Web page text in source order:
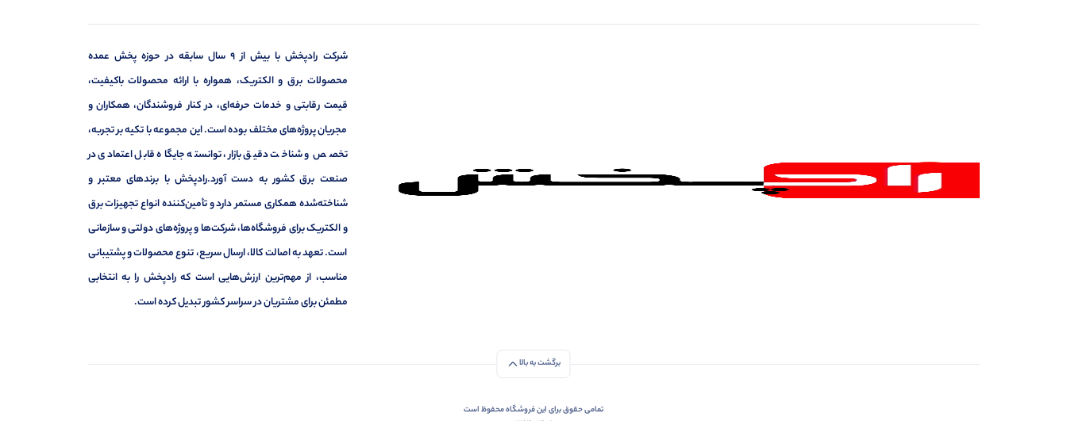
شرکت رادپخش با بیش از ۹ سال سابقه در حوزه پخش عمده
محصولات برق و الکتریک، همواره با ارائه محصولات باکیفیت،
قیمت رقابتی و خدمات حرفه‌ای، در کنار فروشندگان، همکاران و
مجریان پروژه‌های مختلف بوده است. این مجموعه با تکیه بر تجربه،
تخصص و شناخت دقیق بازار، توانسته جایگاه قابل اعتمادی در
صنعت برق کشور به دست آورد.رادپخش با برندهای معتبر و
شناخته‌شده همکاری مستمر دارد و تأمین‌کننده انواع تجهیزات برق
و الکتریک برای فروشگاه‌ها، شرکت‌ها و پروژه‌های دولتی و سازمانی
است. تعهد به اصالت کالا، ارسال سریع، تنوع محصولات و پشتیبانی
مناسب، از مهم‌ترین ارزش‌هایی است که رادپخش را به انتخابی
مطمئن برای مشتریان در سراسر کشور تبدیل کرده است.
برگشت به بالا
تمامی حقوق برای این فروشگاه محفوظ است